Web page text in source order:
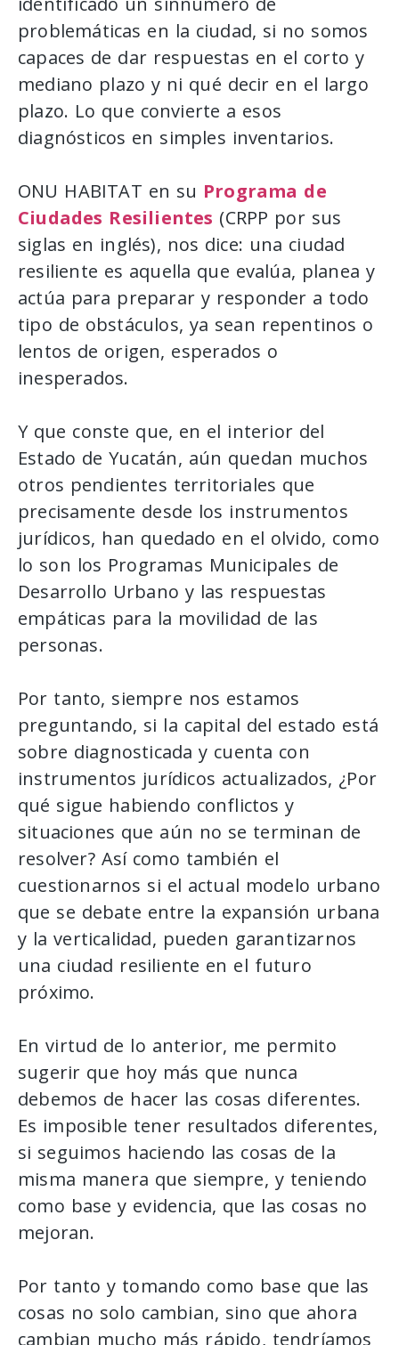
problemáticas en la ciudad, si no somos
capaces de dar respuestas en el corto y
mediano plazo y ni qué decir en el largo
plazo. Lo que convierte a esos
diagnósticos en simples inventarios.
ONU HABITAT en su Programa de
Ciudades Resilientes (CRPP por sus
siglas en inglés), nos dice: una ciudad
resiliente es aquella que evalúa, planea y
actúa para preparar y responder a todo
tipo de obstáculos, ya sean repentinos o
lentos de origen, esperados o
inesperados.
Y que conste que, en el interior del
Estado de Yucatán, aún quedan muchos
otros pendientes territoriales que
precisamente desde los instrumentos
jurídicos, han quedado en el olvido, como
lo son los Programas Municipales de
Desarrollo Urbano y las respuestas
empáticas para la movilidad de las
personas.
Por tanto, siempre nos estamos
preguntando, si la capital del estado está
sobre diagnosticada y cuenta con
instrumentos jurídicos actualizados, ¿Por
qué sigue habiendo conflictos y
situaciones que aún no se terminan de
resolver? Así como también el
cuestionarnos si el actual modelo urbano
que se debate entre la expansión urbana
y la verticalidad, pueden garantizarnos
una ciudad resiliente en el futuro
próximo.
En virtud de lo anterior, me permito
sugerir que hoy más que nunca
debemos de hacer las cosas diferentes.
Es imposible tener resultados diferentes,
si seguimos haciendo las cosas de la
misma manera que siempre, y teniendo
como base y evidencia, que las cosas no
mejoran.
Por tanto y tomando como base que las
cosas no solo cambian, sino que ahora
cambian mucho más rápido, tendríamos